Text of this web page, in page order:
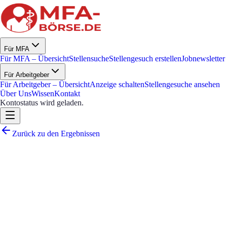
Für MFA
Für MFA – ÜbersichtStellensucheStellengesuch erstellenJobnewsletter
Für Arbeitgeber
Für Arbeitgeber – ÜbersichtAnzeige schaltenStellengesuche ansehen
Über UnsWissenKontakt
Kontostatus wird geladen.
Zurück zu den Ergebnissen